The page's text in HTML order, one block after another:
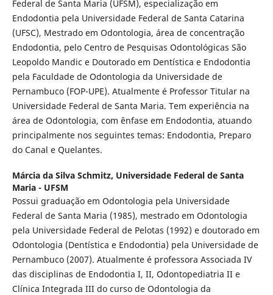
Federal de Santa Maria (UFSM), especialização em
Endodontia pela Universidade Federal de Santa Catarina
(UFSC), Mestrado em Odontologia, área de concentração
Endodontia, pelo Centro de Pesquisas Odontológicas São
Leopoldo Mandic e Doutorado em Dentística e Endodontia
pela Faculdade de Odontologia da Universidade de
Pernambuco (FOP-UPE). Atualmente é Professor Titular na
Universidade Federal de Santa Maria. Tem experiência na
área de Odontologia, com ênfase em Endodontia, atuando
principalmente nos seguintes temas: Endodontia, Preparo
do Canal e Quelantes.
Márcia da Silva Schmitz, Universidade Federal de Santa
Maria - UFSM
Possui graduação em Odontologia pela Universidade
Federal de Santa Maria (1985), mestrado em Odontologia
pela Universidade Federal de Pelotas (1992) e doutorado em
Odontologia (Dentística e Endodontia) pela Universidade de
Pernambuco (2007). Atualmente é professora Associada IV
das disciplinas de Endodontia I, II, Odontopediatria II e
Clínica Integrada III do curso de Odontologia da